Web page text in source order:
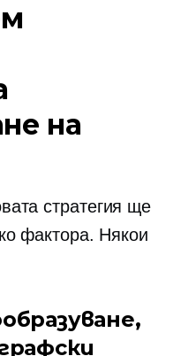
на
стратегия ще
фактора. Някои